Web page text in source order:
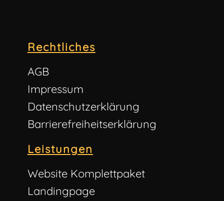
Rechtliches
AGB
Impressum
Datenschutzerklärung
Barrierefreiheitserklärung
Leistungen
Website Komplettpaket
Landingpage